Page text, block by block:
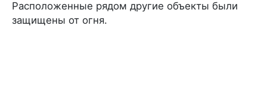
Расположенные рядом другие объекты были
защищены от огня.